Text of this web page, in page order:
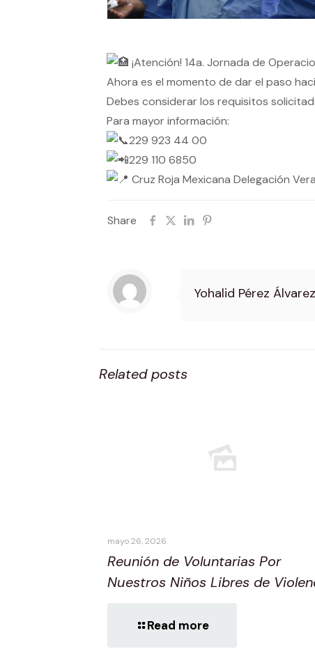
¡Atención! 14a. Jornada de
Ahora es el momento de dar el paso
Debes considerar los requisitos
Para mayor información:
229 923 44 00
229 110 6850
Cruz Roja Mexicana Delegación
Share
Yohalid Pérez Álvarez
Related posts
mayo 26, 2026
Reunión de Voluntarias Por
Nuestros Niños Libres de
Read more